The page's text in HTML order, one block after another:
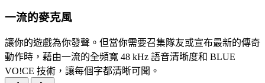
一流的麥克風
讓你的遊戲為你發聲。但當你需要召集隊友或宣布最新的傳奇
動作時，藉由一流的全頻寬 48 kHz 語音清晰度和 BLUE
VO!CE 技術，讓每個字都清晰可聞。